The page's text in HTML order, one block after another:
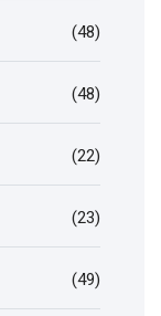
(48)
(48)
(22)
(23)
(49)